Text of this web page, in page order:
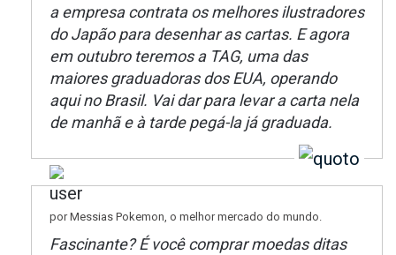
a empresa contrata os melhores ilustradores
do Japão para desenhar as cartas. E agora
em outubro teremos a TAG, uma das
maiores graduadoras dos EUA, operando
aqui no Brasil. Vai dar para levar a carta nela
de manhã e à tarde pegá-la já graduada.
por Messias Pokemon, o melhor mercado do mundo.
Fascinante? É você comprar moedas ditas